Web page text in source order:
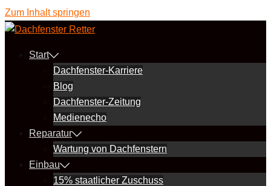
Zum Inhalt springen
Start
Dachfenster-Karriere
Blog
Dachfenster-Zeitung
Medienecho
Reparatur
Wartung von Dachfenstern
Einbau
15% staatlicher Zuschuss